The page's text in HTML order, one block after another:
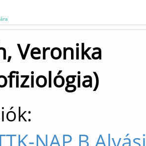
Veronika